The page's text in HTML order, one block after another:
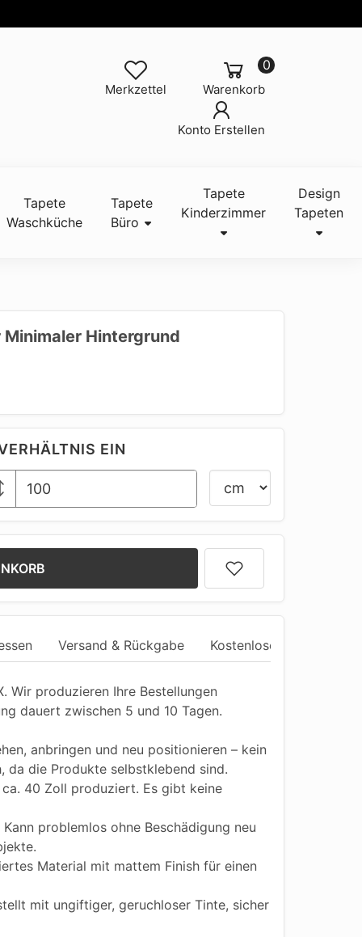
Warenkorb
0
Merkzettel
Konto Erstellen
Tapete
Waschküche
Tapete
Büro
Tapete
Kinderzimmer
Design
Tapeten
Hintergrund
EIN
Versand & Rückgabe Kostenlose Anpassung
Wir produzieren Ihre Bestellungen
dauert zwischen 5 und 10 Tagen.
anbringen und neu positionieren – kein
da die Produkte selbstklebend sind.
40 Zoll produziert. Es gibt keine
Kann problemlos ohne Beschädigung neu
Material mit mattem Finish für einen
mit ungiftiger, geruchloser Tinte, sicher